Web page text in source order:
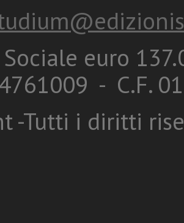
euro
- C.F.
-Tutti i diritti